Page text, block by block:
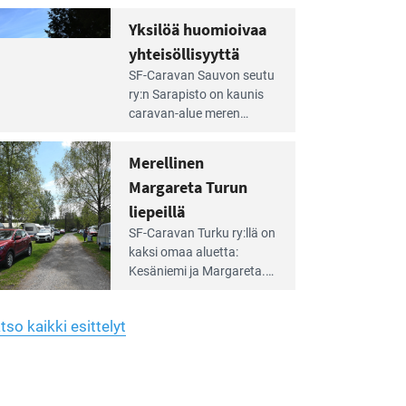
käyttöön­sä osan kunnan
viiden hehtaarin
virkistysalueesta.
Yksilöä huomioivaa
yhteisöllisyyttä
SF-Caravan Sauvon seutu
ry:n Sarapisto on kaunis
caravan-alue meren
on 130 sähköllä
varustettua caravan-paik­
kaa sekä kymmenen
paikkaa ilman sähköä.
Merellinen
Margareta Turun
liepeillä
SF-Caravan Turku ry:llä on
kaksi omaa aluet­ta:
Kesäniemi ja Margareta.
kaikki esittelyt